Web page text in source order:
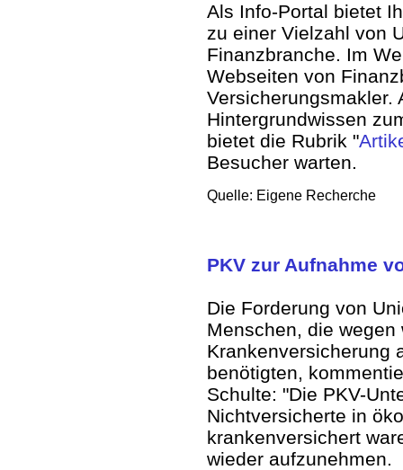
Als Info-Portal bietet
zu einer Vielzahl von
Finanzbranche. Im
Webseiten von
Versicherungsmakler.
Hintergrundwissen
bietet die Rubrik "
Besucher warten.
Quelle: Eigene Recherche
PKV zur Aufnahme
Die Forderung von
Menschen, die
Krankenversicherung
benötigten,
Schulte: "Die PKV-
Nichtversicherte in
krankenversichert
wieder aufzunehmen.